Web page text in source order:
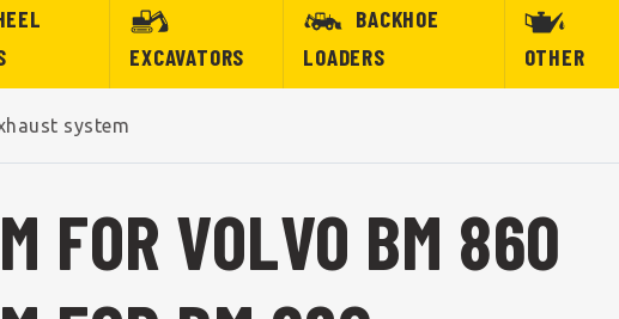
EXCAVATORS
BACKHOE
LOADERS
OTHER
system
FOR VOLVO BM 860